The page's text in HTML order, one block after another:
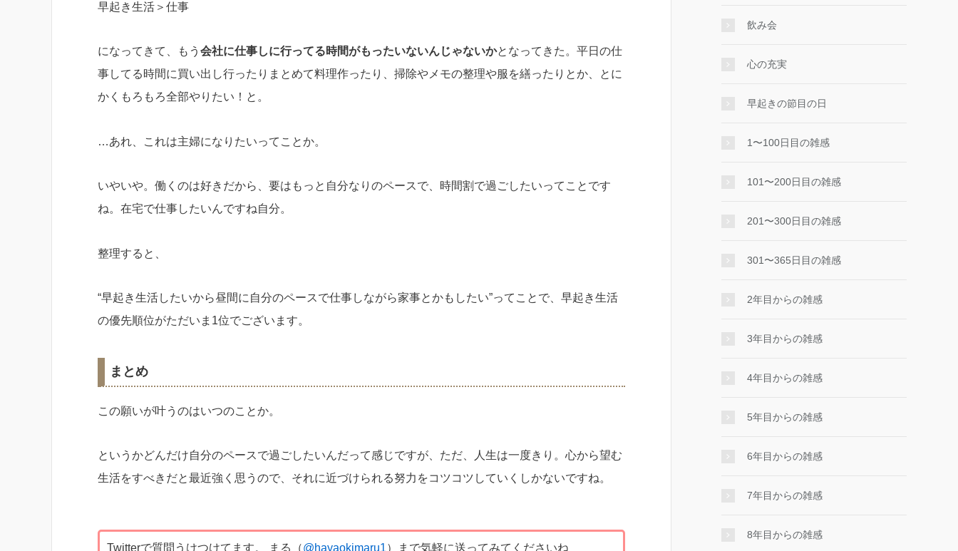
早起き生活＞仕事
になってきて、もう 会社に仕事しに行ってる時間がもったいないんじゃないかとなってきた。平日の仕
事してる時間に買い出し行ったりまとめて料理作ったり、掃除やメモの整理や服を繕ったりとか、とに
かくもろもろ全部やりたい！と。
…あれ、これは主婦になりたいってことか。
いやいや。働くのは好きだから、要はもっと自分なりのペースで、時間割で過ごしたいってことです
ね。在宅で仕事したいんですね自分。
整理すると、
“早起き生活したいから昼間に自分のペースで仕事しながら家事とかもしたい”ってことで、早起き生活
の優先順位がただいま1位でございます。
まとめ
この願いが叶うのはいつのことか。
というかどんだけ自分のペースで過ごしたいんだって感じですが、ただ、人生は一度きり。心から望む
生活をすべきだと最近強く思うので、それに近づけられる努力をコツコツしていくしかないですね。
Twitterで質問うけつけてます。 まる（@hayaokimaru1）まで気軽に送ってみてくださいね
飲み会
心の充実
早起きの節目の日
1〜100日目の雑感
101〜200日目の雑感
201〜300日目の雑感
301〜365日目の雑感
2年目からの雑感
3年目からの雑感
4年目からの雑感
5年目からの雑感
6年目からの雑感
7年目からの雑感
8年目からの雑感